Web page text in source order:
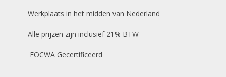
E-mailadres *
Werkplaats in het midden van Nederland
Alle prijzen zijn inclusief 21% BTW
FOCWA Gecertificeerd